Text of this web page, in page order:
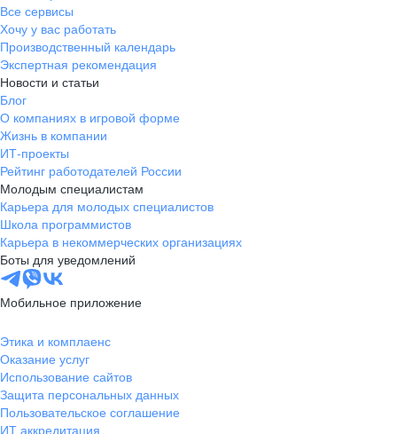
Все сервисы
Хочу у вас работать
Производственный календарь
Экспертная рекомендация
Новости и статьи
Блог
О компаниях в игровой форме
Жизнь в компании
ИТ-проекты
Рейтинг работодателей России
Молодым специалистам
Карьера для молодых специалистов
Школа программистов
Карьера в некоммерческих организациях
Боты для уведомлений
Мобильное приложение
Этика и комплаенс
Оказание услуг
Использование сайтов
Защита персональных данных
Пользовательское соглашение
ИТ аккредитация